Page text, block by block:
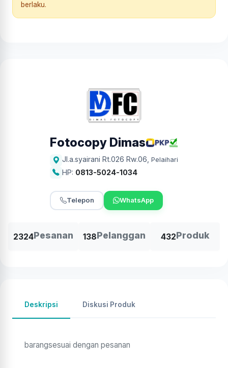
berlaku.
Fotocopy Dimas
Jl.a.syairani Rt.026 Rw.06 Pelaihari
HP: 0813-5024-1034
Telepon WhatsApp
2324Pesanan 138Pelanggan 432Produk
Deskripsi Diskusi Produk
barangsesuai dengan pesanan